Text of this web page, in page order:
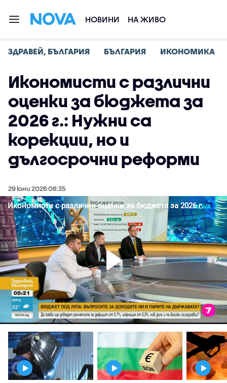
НОВИНИ НА ЖИВО
ЗДРАВЕЙ, БЪЛГАРИЯ БЪЛГАРИЯ ИКОНОМИКА
Икономисти с различни
оценки за бюджета за
2026 г.: Нужни са
корекции, но и
дългосрочни реформи
29 юни 2026 08:35